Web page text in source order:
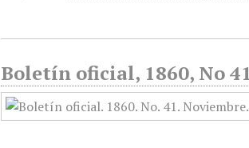
Boletín oficial, 1860, No